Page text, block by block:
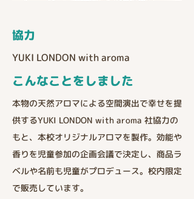
​協力
YUKI LONDON with aroma
こんなことをしました
本物の天然アロマによる空間演出で幸せを提
供するYUKI LONDON with aroma 社協力の
もと、本校オリジナルアロマを製作。効能や
香りを児童参加の企画会議で決定し、商品ラ
ベルや名前も児童がプロデュース。校内限定
で販売しています。